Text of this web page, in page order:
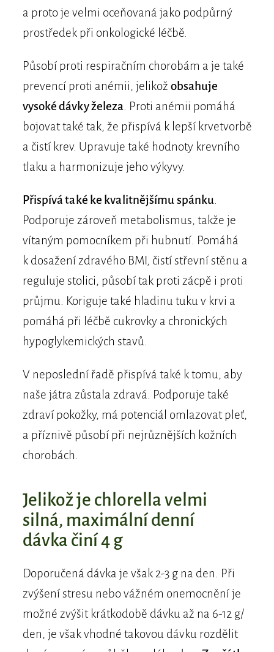
a proto je velmi oceňovaná jako podpůrný
prostředek při onkologické léčbě.
Působí proti respiračním chorobám a je také
prevencí proti anémii, jelikož obsahuje
vysoké dávky železa. Proti anémii pomáhá
bojovat také tak, že přispívá k lepší krvetvorbě
a čistí krev. Upravuje také hodnoty krevního
tlaku a harmonizuje jeho výkyvy.
Přispívá také ke kvalitnějšímu spánku.
Podporuje zároveň metabolismus, takže je
vítaným pomocníkem při hubnutí. Pomáhá
k dosažení zdravého BMI, čistí střevní stěnu a
reguluje stolici, působí tak proti zácpě i proti
průjmu. Koriguje také hladinu tuku v krvi a
pomáhá při léčbě cukrovky a chronických
hypoglykemických stavů.
V neposlední řadě přispívá také k tomu, aby
naše játra zůstala zdravá. Podporuje také
zdraví pokožky, má potenciál omlazovat pleť,
a příznivě působí při nejrůznějších kožních
chorobách.
Jelikož je chlorella velmi
silná, maximální denní
dávka činí 4 g
Doporučená dávka je však 2-3 g na den. Při
zvýšení stresu nebo vážném onemocnění je
možné zvýšit krátkodobě dávku až na 6-12 g/
den, je však vhodné takovou dávku rozdělit